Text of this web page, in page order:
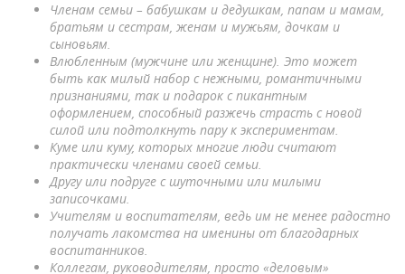
Членам семьи – бабушкам и дедушкам, папам и мамам,
братьям и сестрам, женам и мужьям, дочкам и
сыновьям.
Влюбленным (мужчине или женщине). Это может
быть как милый набор с нежными, романтичными
признаниями, так и подарок с пикантным
оформлением, способный разжечь страсть с новой
силой или подтолкнуть пару к экспериментам.
Куме или куму, которых многие люди считают
практически членами своей семьи.
Другу или подруге с шуточными или милыми
записочками.
Учителям и воспитателям, ведь им не менее радостно
получать лакомства на именины от благодарных
воспитанников.
Коллегам, руководителям, просто «деловым»